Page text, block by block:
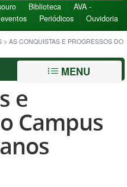
Biblioteca
AVA -
Periódicos Ouvidoria
> AS CONQUISTAS E PROGRESSOS DO
MENU
e
Campus